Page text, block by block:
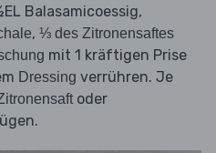
Balasamicoessig,
, ⅓ des Zitronensaftes
mit 1 kräftigen Prise
Dressing verrühren. Je
oder